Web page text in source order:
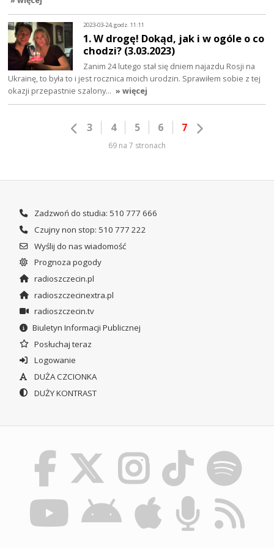
2023-03-24, godz. 11:11
1. W drogę! Dokąd, jak i w ogóle o co
chodzi? (3.03.2023)
Zanim 24 lutego stał się dniem najazdu Rosji na
Ukrainę, to była to i jest rocznica moich urodzin. Sprawiłem sobie z tej
okazji przepastnie szalony… » więcej
3 4 5 6 7
69 na 7 stronach
Zadzwoń do studia: 510 777 666
Czujny non stop: 510 777 222
Wyślij do nas wiadomość
Prognoza pogody
radioszczecin.pl
radioszczecinextra.pl
radioszczecin.tv
Biuletyn Informacji Publicznej
Posłuchaj teraz
Logowanie
DUŻA CZCIONKA
DUŻY KONTRAST